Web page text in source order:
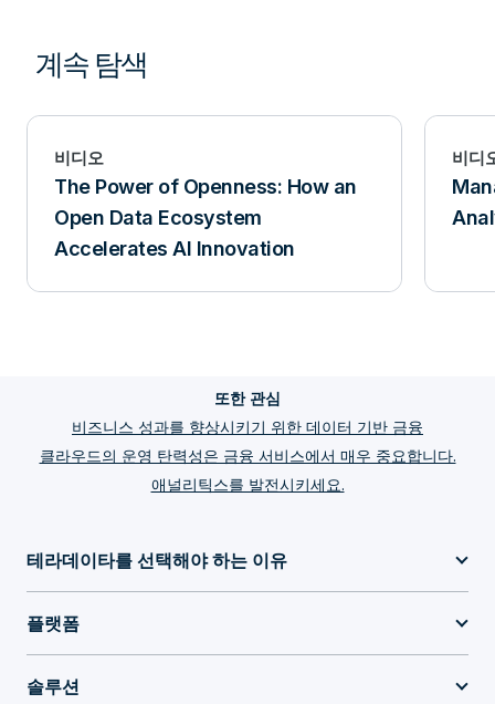
계속 탐색
비디오
The Power of Openness: How an
Open Data Ecosystem
Accelerates AI Innovation
비디
또한 관심
비즈니스 성과를 향상시키기 위한 데이터 기반 금융
클라우드의 운영 탄력성은 금융 서비스에서 매우 중요합니다.
애널리틱스를 발전시키세요.
테라데이타를 선택해야 하는 이유
플랫폼
솔루션